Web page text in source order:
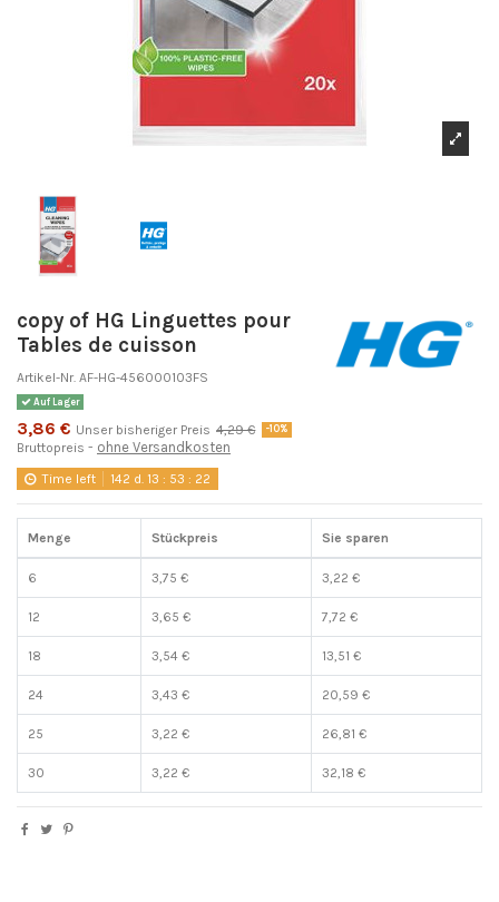
copy of HG Linguettes pour
Tables de cuisson
Artikel-Nr. AF-HG-456000103FS
Auf Lager
3,86 € Unser bisheriger Preis 4,29 € -10%
Bruttopreis ohne Versandkosten
Time left 142 d. 13 : 53 : 22
Menge Stückpreis Sie sparen
6 3,75 € 3,22 €
12 3,65 € 7,72 €
18 3,54 € 13,51 €
24 3,43 € 20,59 €
25 3,22 € 26,81 €
30 3,22 € 32,18 €